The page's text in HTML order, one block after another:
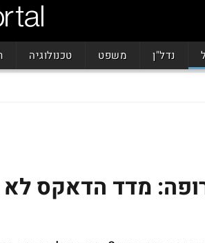
נדל"ן משפט טכנולוגיה
מדד הדאקס